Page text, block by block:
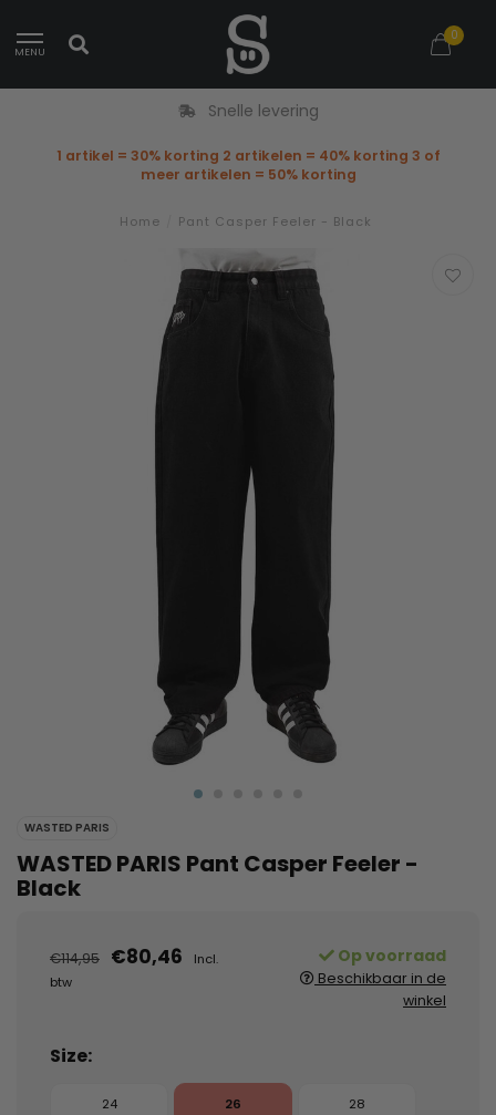
MENU
0
Snelle levering
1 artikel = 30% korting 2 artikelen = 40% korting 3 of
meer artikelen = 50% korting
Home Pant Casper Feeler - Black
WASTED PARIS
WASTED PARIS Pant Casper Feeler -
Black
€114,95 €80,46
Incl.
btw
Op voorraad
Beschikbaar in de
winkel
Size:
24 26 28